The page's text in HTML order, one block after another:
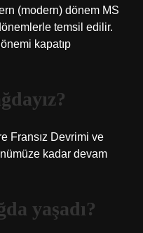
(modern) dönem MS
temsil edilir.
kapatıp
Fransız Devrimi ve
kadar devam
yaşadı?